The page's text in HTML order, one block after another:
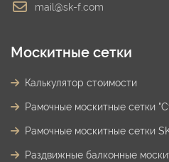
mail@sk-f.com
Москитные сетки
Калькулятор стоимости
Рамочные москитные сетки
Рамочные москитные сетки
Раздвижные балконные